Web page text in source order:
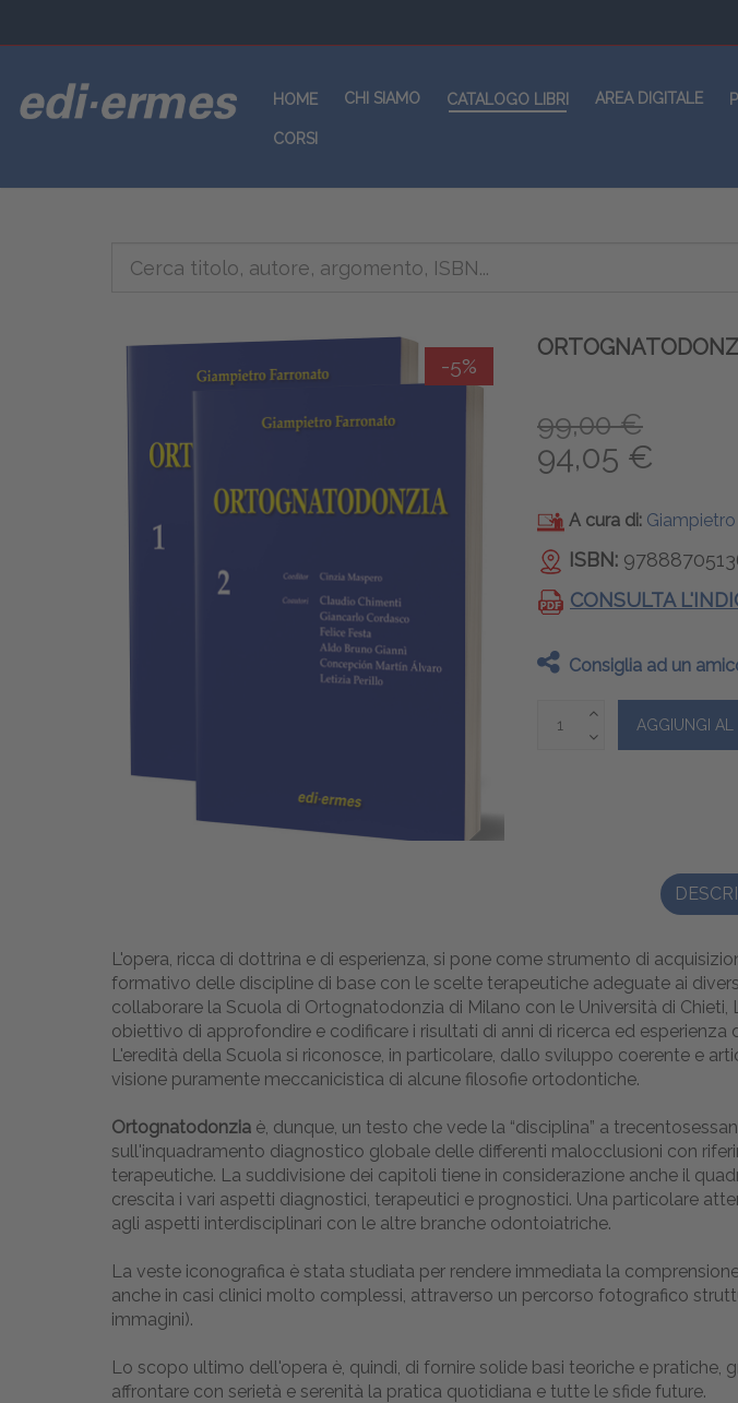
HOME CHI SIAMO CATALOGO LIBRI AREA DIGITALE
CORSI
-5%
99,00 €
94,05 €
A cura di:
ISBN:
CONSULTA
Consiglia ad un
L'opera, ricca di dottrina e di esperienza, si pone come strumento di
formativo delle discipline di base con le scelte terapeutiche adeguate ai
collaborare la Scuola di Ortognatodonzia di Milano con le Università di
obiettivo di approfondire e codificare i risultati di anni di ricerca ed
L'eredità della Scuola si riconosce, in particolare, dallo sviluppo coerente e
visione puramente meccanicistica di alcune filosofie ortodontiche.
Ortognatodonzia è, dunque, un testo che vede la “disciplina” a
sull'inquadramento diagnostico globale delle differenti malocclusioni con
terapeutiche. La suddivisione dei capitoli tiene in considerazione anche il
crescita i vari aspetti diagnostici, terapeutici e prognostici. Una particolare
agli aspetti interdisciplinari con le altre branche odontoiatriche.
La veste iconografica è stata studiata per rendere immediata la
anche in casi clinici molto complessi, attraverso un percorso fotografico
immagini).
Lo scopo ultimo dell'opera è, quindi, di fornire solide basi teoriche e
affrontare con serietà e serenità la pratica quotidiana e tutte le sfide future.